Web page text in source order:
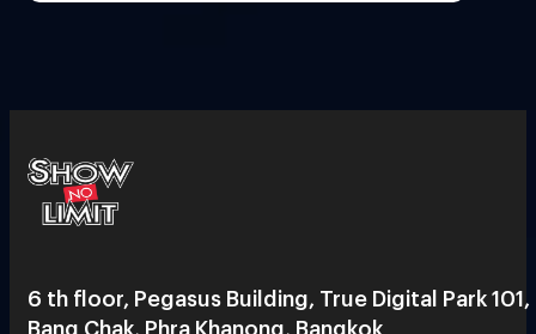
6 th floor, Pegasus Building, True Digital Park 101,
Bang Chak, Phra Khanong, Bangkok